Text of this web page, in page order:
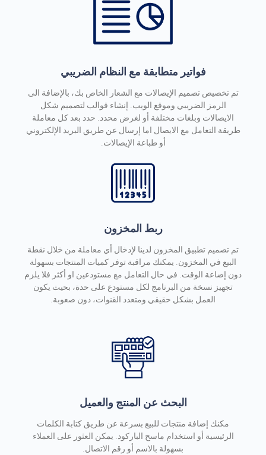
فواتير متطابقة مع النظام الضريبي
تم تخصيص تصميم الإيصالات مع الشعار الخاص بك، بالإضافة الى
الرمز الضريبي وموقع الويب. إنشاء قوالب لتصميم شكل
الايصالات وبلغات مختلفة أو لغرض محدد. حدد بعد كل معاملة
طريقة التعامل مع الايصال اما إرسال عن طريق البريد الإلكتروني
أو طباعة الإيصالات.
ربط المخزون
تم تصميم تطبيق المخزون لدينا لإدخال أي معاملة من خلال نقطة
البيع في المخزون. يمكنك مراقبة توفر كميات المنتجات بسهولة
دون إضاعة الوقت. في حال التعامل مع مستودعين او أكثر فلا يلزم
تجهيز نسخة من البرنامج لكل مستودع على حدة، بحيث يكون
العمل بشكل حقيقي ومتعدد القنوات، دون صعوبة.
البحث عن المنتج والعميل
مكنك إضافة منتجات للبيع بسرعة عن طريق كتابة الكلمات
الرئيسية أو استخدام ماسح الباركود. يمكن العثور على العملاء
بسهولة بالاسم أو رقم الاتصال.